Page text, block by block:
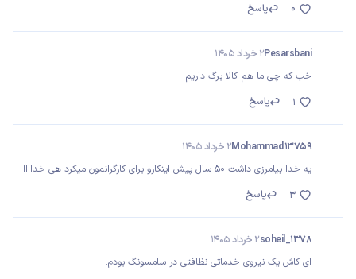
پاسخ
0
Pesarsbani2 خرداد 1405
خب که چی ما هم کالا برگ داریم
پاسخ
1
Mohammad 137592 خرداد 1405
یه خدا بیامرزی داشت ۵۰ سال پیش اینکارو برای کارگرانمون میکرد هی خداااا
پاسخ
3
soheil_13782 خرداد 1405
ای کاش یک نیروی خدماتی نظافتی در سامسونگ بودم.